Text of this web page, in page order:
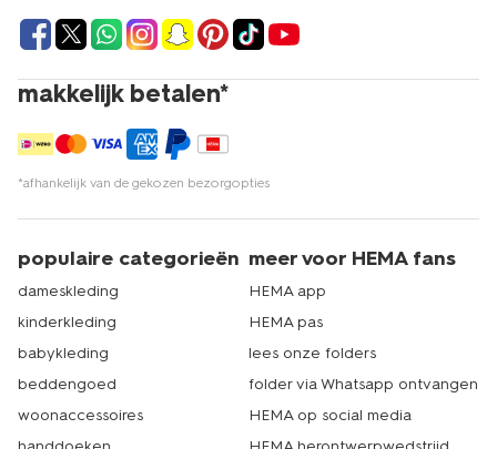
makkelijk betalen*
*afhankelijk van de gekozen bezorgopties
populaire categorieën
dameskleding
kinderkleding
babykleding
beddengoed
woonaccessoires
meer voor HEMA fans
HEMA app
HEMA pas
lees onze folders
folder via Whatsapp ontvangen
HEMA op social media